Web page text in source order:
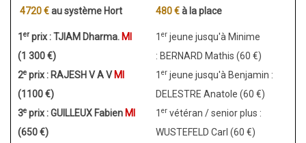
4720 €au système Hort
1 erprix : TJIAM Dharma. MI
(1 300 €)
2e prix : RAJESH V A V MI
(1100 €)
3e prix : GUILLEUX Fabien MI
(650 €)
480 €à la place
1 er jeune jusqu'à Minime
: BERNARD Mathis (60 €)
1 er jeune jusqu'à Benjamin :
DELESTRE Anatole (60 €)
1 er vétéran / senior plus :
WUSTEFELD Carl (60 €)